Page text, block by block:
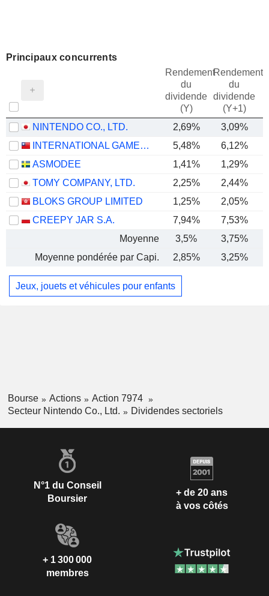
Principaux concurrents
Rendement
du
dividende
(Y)
Rendement
du
dividende
(Y+1)
NINTENDO CO., LTD. 2,69% 3,09%
INTERNATIONAL GAMES SYSTEM CO.,LTD.
5,48% 6,12%
ASMODEE
1,41% 1,29%
TOMY COMPANY, LTD.
2,25%
2,44%
BLOKS GROUP LIMITED
1,25% 2,05%
CREEPY JAR S.A.
7,94% 7,53%
Moyenne
3,5% 3,75%
Moyenne pondérée par Capi.
2,85% 3,25%
Jeux, jouets et véhicules pour enfants
Bourse Actions
Action 7974
Secteur Nintendo Co., Ltd.
Dividendes sectoriels
N°1 du Conseil
Boursier
+ de 20 ans
à vos côtés
+ 1 300 000
membres